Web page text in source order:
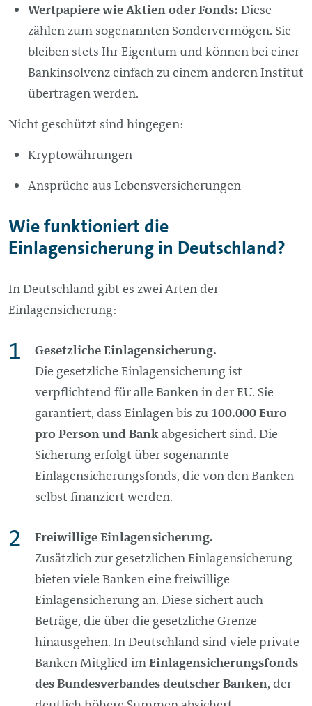
Wertpapiere wie Aktien oder Fonds: Diese
zählen zum sogenannten Sondervermögen. Sie
bleiben stets Ihr Eigentum und können bei einer
Bankinsolvenz einfach zu einem anderen Institut
übertragen werden.
Nicht geschützt sind hingegen:
Kryptowährungen
Ansprüche aus Lebensversicherungen
Wie funktioniert die
Einlagensicherung in Deutschland?
In Deutschland gibt es zwei Arten der
Einlagensicherung:
Gesetzliche Einlagensicherung.
Die gesetzliche Einlagensicherung ist
verpflichtend für alle Banken in der EU. Sie
garantiert, dass Einlagen bis zu 100.000 Euro
pro Person und Bankabgesichert sind. Die
Sicherung erfolgt über sogenannte
Einlagensicherungsfonds, die von den Banken
selbst finanziert werden.
Freiwillige Einlagensicherung.
Zusätzlich zur gesetzlichen Einlagensicherung
bieten viele Banken eine freiwillige
Einlagensicherung an. Diese sichert auch
Beträge, die über die gesetzliche Grenze
hinausgehen. In Deutschland sind viele private
Banken Mitglied imEinlagensicherungsfonds
des Bundesverbandes deutscher Banken, der